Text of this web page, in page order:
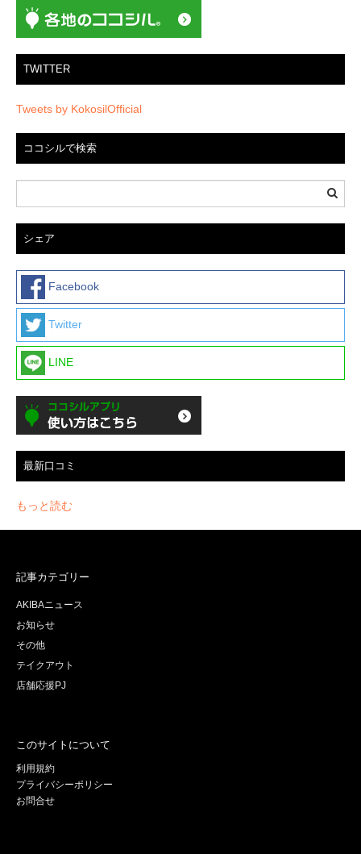
ン
TWITTER
Tweets by KokosilOfficial
ココシルで検索
シェア
Facebook
Twitter
LINE
最新口コミ
もっと読む
記事カテゴリー
AKIBAニュース
お知らせ
その他
テイクアウト
店舗応援PJ
このサイトについて
利用規約
プライバシーポリシー
お問合せ